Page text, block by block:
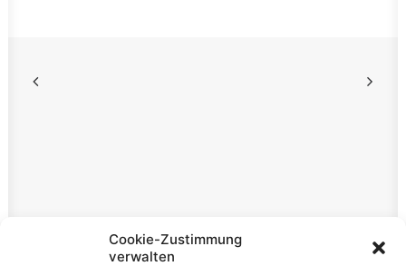
Cookie-Zustimmung
verwalten
Rechtliches